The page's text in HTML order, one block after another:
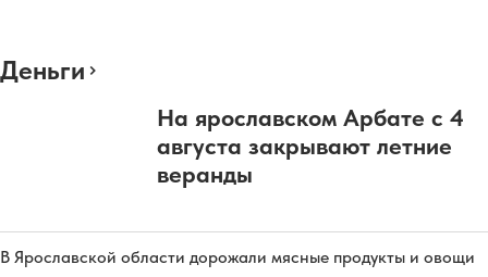
Деньги
На ярославском Арбате с 4
августа закрывают летние
веранды
В Ярославской области дорожали мясные продукты и овощи